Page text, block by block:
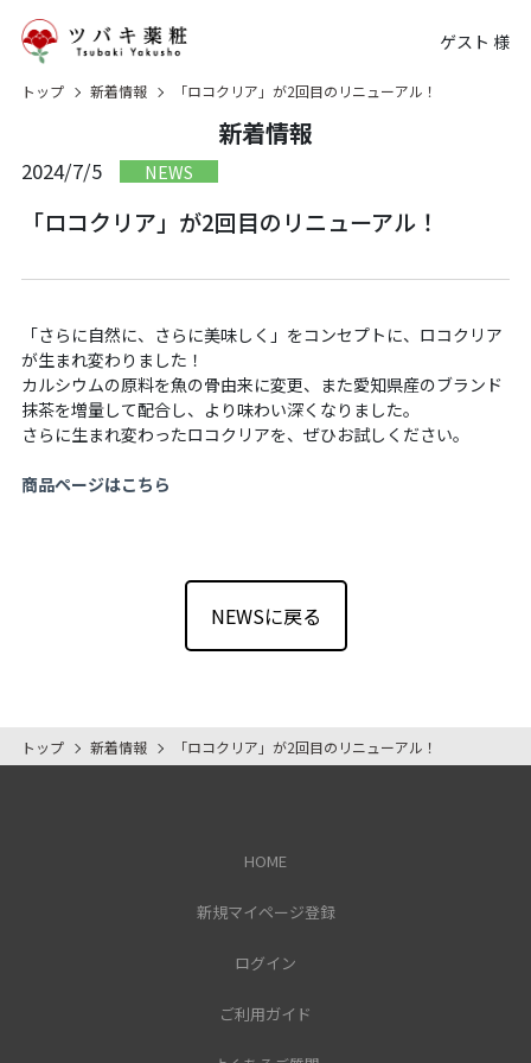
ゲスト 様
トップ 新着情報 「ロコクリア」が2回目のリニューアル！
新着情報
2024/7/5 NEWS
「ロコクリア」が2回目のリニューアル！
「さらに自然に、さらに美味しく」をコンセプトに、ロコクリア
が生まれ変わりました！
カルシウムの原料を魚の骨由来に変更、また愛知県産のブランド
抹茶を増量して配合し、より味わい深くなりました。
さらに生まれ変わったロコクリアを、ぜひお試しください。
商品ページはこちら
NEWSに戻る
トップ 新着情報 「ロコクリア」が2回目のリニューアル！
HOME
新規マイページ登録
ログイン
ご利用ガイド